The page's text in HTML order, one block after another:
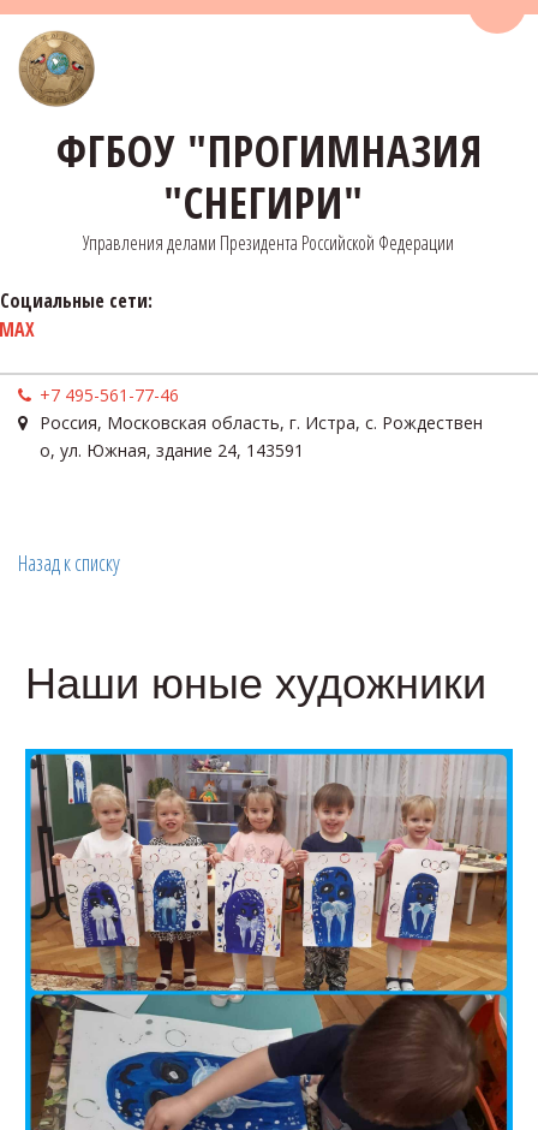
ФГБОУ "ПРОГИМНАЗИЯ
"СНЕГИРИ"
Управления делами Президента Российской Федерации
Социальные сети:
MAX
+7 495-561-77-46
Россия, Московская область, г. Истра, с. Рождествен
о, ул. Южная, здание 24, 143591
Назад к списку
Наши юные художники